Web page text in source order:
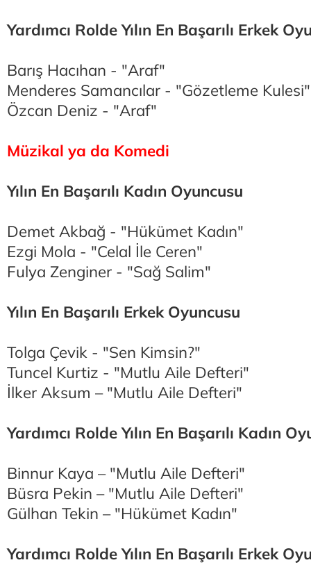
Yardımcı Rolde Yılın En Başarılı Erkek
Barış Hacıhan - "Araf"
Menderes Samancılar - "Gözetleme Kulesi"
Özcan Deniz - "Araf"
Müzikal ya da Komedi
Yılın En Başarılı Kadın Oyuncusu
Demet Akbağ - "Hükümet Kadın"
Ezgi Mola - "Celal İle Ceren"
Fulya Zenginer - "Sağ Salim"
Yılın En Başarılı Erkek Oyuncusu
Tolga Çevik - "Sen Kimsin?"
Tuncel Kurtiz - "Mutlu Aile Defteri"
İlker Aksum – "Mutlu Aile Defteri"
Yardımcı Rolde Yılın En Başarılı Kadın
Binnur Kaya – "Mutlu Aile Defteri"
Büsra Pekin – "Mutlu Aile Defteri"
Gülhan Tekin – "Hükümet Kadın"
Yardımcı Rolde Yılın En Başarılı Erkek